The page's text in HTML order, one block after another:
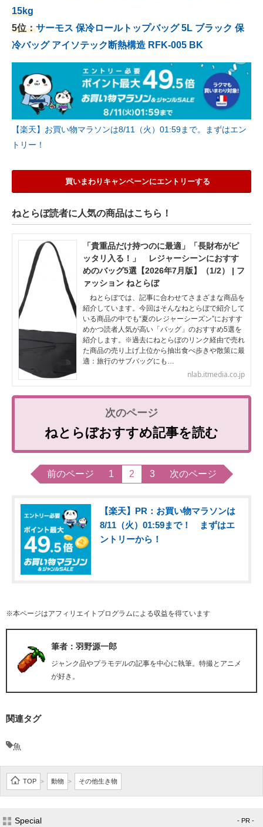
15kg
5位：サーモス 保冷ロールトップバッグ 5L ブラック 保
冷バッグ アイソテック断熱構造 RFK-005 BK
【楽天】お買い物マラソンは8/11（火）01:59まで。まずはエン
トリー！
買いまわりキャンペーンにエントリーする
ねとらぼ読者に人気の商品はこちら！
「貴重品だけ持つのに最適」「長財布がピ
ッタリ入る！」 レジャーシーンにおすす
めのバッグ5選【2026年7月版】（1/2） | フ
ァッション ねとらぼ
ねとらぼでは、記事に合わせてさまざまな商品を
紹介しています。今回はそんなねとらぼで紹介して
いる商品の中でも“夏のレジャーシーズン”におすす
めかつ読者人気が高い「バッグ」のおすすめ5選を
紹介します。※過去にねとらぼのリンク経由で売れ
た商品の売り上げ上位から抽出食べ歩きや散策に最
適：旅行のサブバッグにも…
nlab.itmedia.co.jp
ねとらぼおすすめ記事を読む
前のページ 1 2 3 次のページ
【楽天】PR：お買い物マラソンは
8/11（火）01:59まで！ まずはエ
ントリーから！
※本ページはアフィリエイトプログラムによる収益を得ています
筆者：羽野源一郎
ジャンク品やプラモデルの記事を中心に執筆。特撮とアニメ
が好き。
関連タグ
魚
TOP > 動物 > その他生き物
Special - PR -